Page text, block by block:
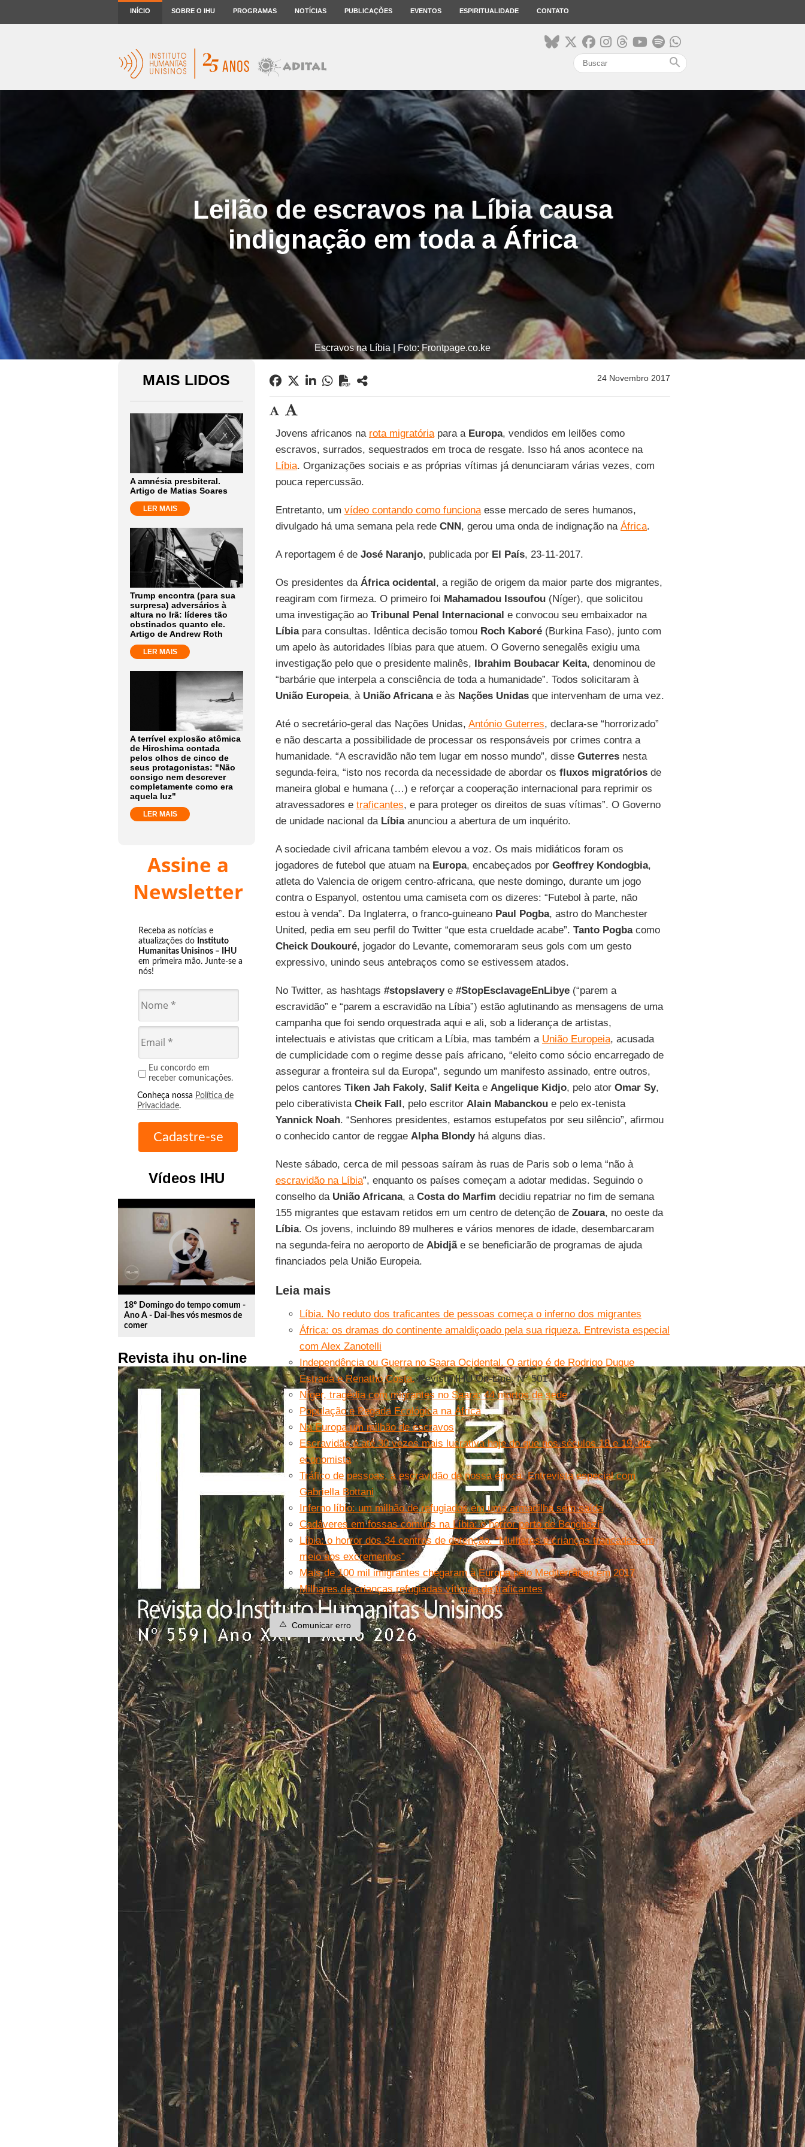
INÍCIO SOBRE O IHU PROGRAMAS NOTÍCIAS PUBLICAÇÕES EVENTOS ESPIRITUALIDADE CONTATO
search
Leilão de escravos na Líbia causa
indignação em toda a África
Escravos na Líbia | Foto: Frontpage.co.ke
MAIS LIDOS
A amnésia presbiteral.
Artigo de Matias Soares
LER MAIS
Trump encontra (para sua
surpresa) adversários à
altura no Irã: líderes tão
obstinados quanto ele.
Artigo de Andrew Roth
LER MAIS
A terrível explosão atômica
de Hiroshima contada
pelos olhos de cinco de
seus protagonistas: "Não
consigo nem descrever
completamente como era
aquela luz"
LER MAIS
Assine a
Newsletter
Receba as notícias e
atualizações do Instituto
Humanitas Unisinos – IHU
em primeira mão. Junte-se a
nós!
Eu concordo em
receber comunicações.
Conheça nossa Política de
Privacidade.
Vídeos IHU
play_circle_outline
18º Domingo do tempo comum -
Ano A - Dai-lhes vós mesmos de
comer
Revista ihu on-line
24 Novembro 2017
Jovens africanos na rota migratóriapara a Europa, vendidos em leilões como
escravos, surrados, sequestrados em troca de resgate. Isso há anos acontece na
Líbia. Organizações sociais e as próprias vítimas já denunciaram várias vezes, com
pouca repercussão.
Entretanto, um vídeo contando como funcionaesse mercado de seres humanos,
divulgado há uma semana pela rede CNN, gerou uma onda de indignação na África.
A reportagem é de José Naranjo, publicada porEl País, 23-11-2017.
Os presidentes da África ocidental, a região de origem da maior parte dos migrantes,
reagiram com firmeza. O primeiro foi Mahamadou Issoufou(Níger), que solicitou
uma investigação ao Tribunal Penal Internacional e convocou seu embaixador na
Líbiapara consultas. Idêntica decisão tomou Roch Kaboré(Burkina Faso), junto com
um apelo às autoridades líbias para que atuem. O Governo senegalês exigiu uma
investigação pelo que o presidente malinês, Ibrahim Boubacar Keita, denominou de
“barbárie que interpela a consciência de toda a humanidade”. Todos solicitaram à
União Europeia, à União Africanae às Nações Unidasque intervenham de uma vez.
Até o secretário-geral das Nações Unidas, António Guterres, declara-se “horrorizado”
e não descarta a possibilidade de processar os responsáveis por crimes contra a
humanidade. “A escravidão não tem lugar em nosso mundo”, disse Guterresnesta
segunda-feira, “isto nos recorda da necessidade de abordar os fluxos migratóriosde
maneira global e humana (…) e reforçar a cooperação internacional para reprimir os
atravessadores e traficantes, e para proteger os direitos de suas vítimas”. O Governo
de unidade nacional da Líbiaanunciou a abertura de um inquérito.
A sociedade civil africana também elevou a voz. Os mais midiáticos foram os
jogadores de futebol que atuam na Europa, encabeçados por Geoffrey Kondogbia,
atleta do Valencia de origem centro-africana, que neste domingo, durante um jogo
contra o Espanyol, ostentou uma camiseta com os dizeres: “Futebol à parte, não
estou à venda”. Da Inglaterra, o franco-guineano Paul Pogba, astro do Manchester
United, pedia em seu perfil do Twitter “que esta crueldade acabe”. Tanto Pogbacomo
Cheick Doukouré, jogador do Levante, comemoraram seus gols com um gesto
expressivo, unindo seus antebraços como se estivessem atados.
No Twitter, as hashtags #stopslaverye #StopEsclavageEnLibye(“parem a
escravidão” e “parem a escravidão na Líbia”) estão aglutinando as mensagens de uma
campanha que foi sendo orquestrada aqui e ali, sob a liderança de artistas,
intelectuais e ativistas que criticam a Líbia, mas também a União Europeia, acusada
de cumplicidade com o regime desse país africano, “eleito como sócio encarregado de
assegurar a fronteira sul da Europa”, segundo um manifesto assinado, entre outros,
pelos cantores Tiken Jah Fakoly, Salif Keitae Angelique Kidjo, pelo ator Omar Sy,
pelo ciberativista Cheik Fall, pelo escritor Alain Mabanckoue pelo ex-tenista
Yannick Noah. “Senhores presidentes, estamos estupefatos por seu silêncio”, afirmou
o conhecido cantor de reggae Alpha Blondyhá alguns dias.
Neste sábado, cerca de mil pessoas saíram às ruas de Paris sob o lema “não à
escravidão na Líbia”, enquanto os países começam a adotar medidas. Seguindo o
conselho da União Africana, a Costa do Marfim decidiu repatriar no fim de semana
155 migrantes que estavam retidos em um centro de detenção de Zouara, no oeste da
Líbia. Os jovens, incluindo 89 mulheres e vários menores de idade, desembarcaram
na segunda-feira no aeroporto de Abidjãe se beneficiarão de programas de ajuda
financiados pela União Europeia.
Leia mais
Líbia. No reduto dos traficantes de pessoas começa o inferno dos migrantes
África: os dramas do continente amaldiçoado pela sua riqueza. Entrevista especial
com Alex Zanotelli
Independência ou Guerra no Saara Ocidental. O artigo é de Rodrigo Duque
Estrada e Renatho Costa.Revista IHU On-Line, N° 501
Níger, tragédia com migrantes no Saara: 44 mortos de sede
População e Pegada Ecológica na África
Na Europa um milhão de escravos
Escravidão é até 30 vezes mais lucrativa hoje do que nos séculos 18 e 19, diz
economista
Tráfico de pessoas, a escravidão de nossa época. Entrevista especial com
Gabriella Bottani
Inferno líbio: um milhão de refugiados em uma armadilha sem saída
Cadáveres em fossas comuns na Líbia: o horror perto de Benghazi
Líbia: o horror dos 34 centros de detenção. “Mulheres e crianças trancadas em
meio aos excrementos”
Mais de 100 mil imigrantes chegaram à Europa pelo Mediterrâneo em 2017
Milhares de crianças refugiadas vítimas de traficantes
⚠️ Comunicar erro